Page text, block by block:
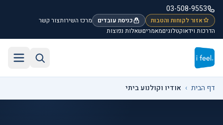
דלג לתוכן הראשי
03-508-9553
אזור לקוחות והטבות כניסת עובדים מרכז השירותצור קשר
הדרכות וידאוקטלוגיםמאמריםשאלות נפוצות
דף הבית › אודיו וקולנוע ביתי